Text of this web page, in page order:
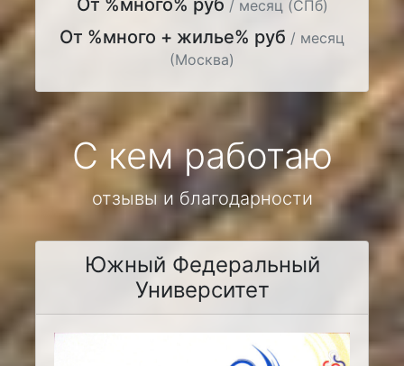
/ месяц (СПб)
От %много + жилье% руб / месяц
(Москва)
С кем работаю
отзывы и благодарности
Южный Федеральный
Университет